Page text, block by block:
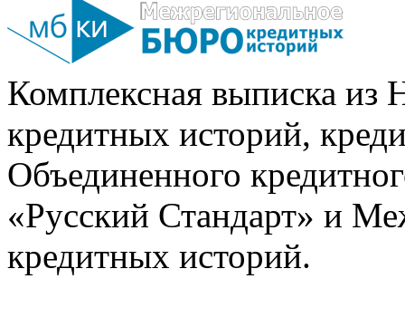
Комплексная выписка из
кредитных историй,
Объединенного
«Русский Стандарт» и
кредитных историй.